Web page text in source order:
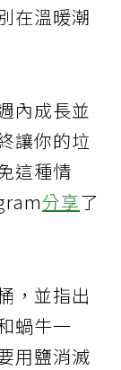
在溫暖潮
內成長並
讓你的垃
這種情
分享了
，並指出
蝸牛一
用鹽消滅